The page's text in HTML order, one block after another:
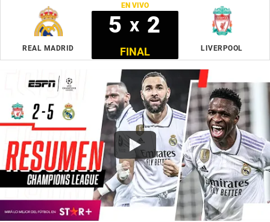
EN VIVO
REAL MADRID
5 x 2
FINAL LIVERPOOL